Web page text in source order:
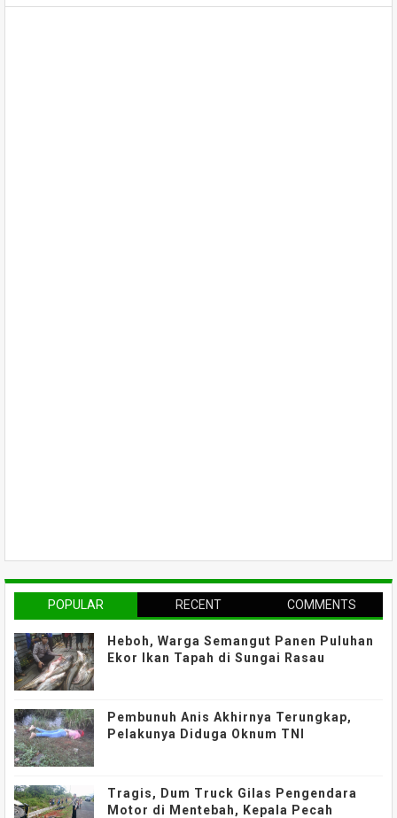
POPULAR RECENT COMMENTS
Heboh, Warga Semangut Panen Puluhan
Ekor Ikan Tapah di Sungai Rasau
Pembunuh Anis Akhirnya Terungkap,
Pelakunya Diduga Oknum TNI
Tragis, Dum Truck Gilas Pengendara
Motor di Mentebah, Kepala Pecah